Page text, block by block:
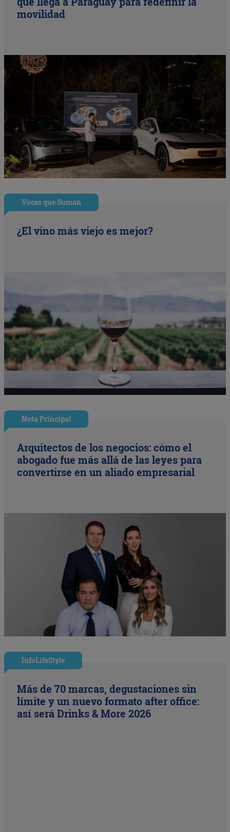
movilidad
Voces que Suman
¿El vino más viejo es mejor?
Nota Principal
Arquitectos de los negocios: cómo el
abogado fue más allá de las leyes para
convertirse en un aliado empresarial
InfoLifeStyle
Más de 70 marcas, degustaciones sin
límite y un nuevo formato after office:
así será Drinks & More 2026